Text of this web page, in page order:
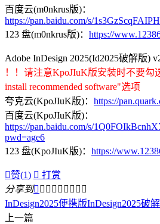
百度云(m0nkrus版)：
https://pan.baidu.com/s/
123 盘(m0nkrus版)： https://
Adobe InDesign 2025(Id2025破解版)
！！请注意KpoJIuK版安装时不要勾
install recommended software"选项
夸克云(KpoJIuK版)： https://
百度云(KpoJIuK版)：
https://pan.baidu.com/s/
pwd=age6
123 盘(KpoJIuK版)： https://
赞(1)  打赏
分享到        
InDesign2025便携版InDesign2025破
上一篇